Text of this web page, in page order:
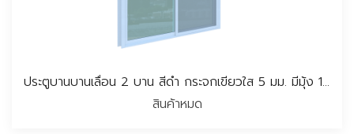
ประตูบานบานเลื่อน 2 บาน สีดำ กระจกเขียวใส 5 มม. มีมุ้ง 160*205 ซม.
สินค้าหมด